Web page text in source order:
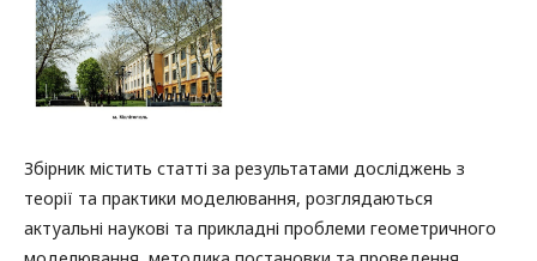
Збірник містить статті за результатами досліджень з
теорії та практики моделювання, розглядаються
актуальні наукові та прикладні проблеми геометричного